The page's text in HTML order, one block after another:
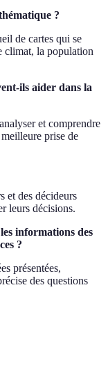
?
de cartes qui se
climat, la population
ils aider dans la
et comprendre
prise de
et des décideurs
leurs décisions.
informations des
?
présentées,
des questions